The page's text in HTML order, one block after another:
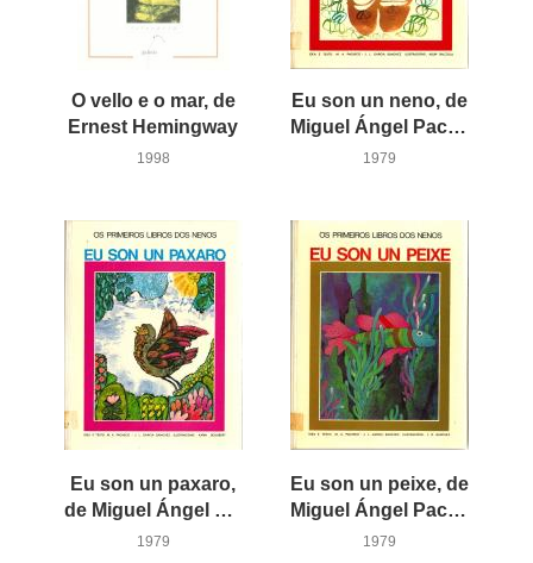
O vello e o mar, de
Ernest Hemingway
1998
Eu son un neno, de
Miguel Ángel Pacheco e José Luis García Sánchez
1979
Eu son un paxaro,
de Miguel Ángel Pacheco e José Luis García Sánchez
1979
Eu son un peixe, de
Miguel Ángel Pacheco e José Luis García Sánchez
1979